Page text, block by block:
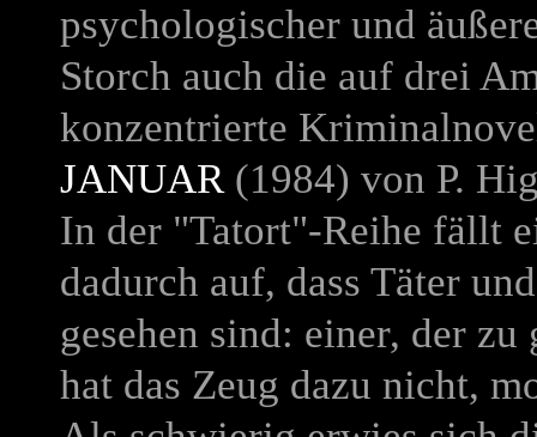
psychologischer und
Storch auch die auf drei
konzentrierte
JANUAR(1984) von P.
In der "Tatort"-Reihe fällt
dadurch auf, dass Täter
gesehen sind: einer, der
hat das Zeug dazu nicht,